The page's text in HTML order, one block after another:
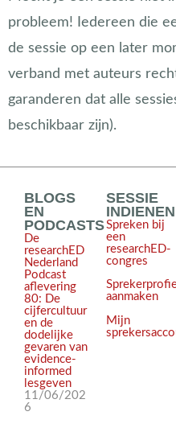
probleem! Iedereen die
de sessie op een later
verband met auteurs
garanderen dat alle
beschikbaar zijn).
BLOGS
EN
PODCASTS
De
researchED
Nederland
Podcast
aflevering
80: De
cijfercultuur
en de
dodelijke
gevaren van
evidence-
informed
lesgeven
11/06/202
6
SESSIE
INDIENEN
Spreken bij
een
researchED-
congres
aanmaken
Mijn